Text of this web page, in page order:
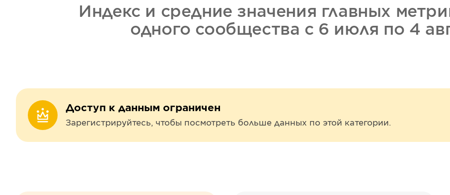
Индекс и средние значения главных
одного сообщества с 6 июля по 4
Доступ к данным ограничен
Зарегистрируйтесь, чтобы посмотреть больше данных по этой категории.